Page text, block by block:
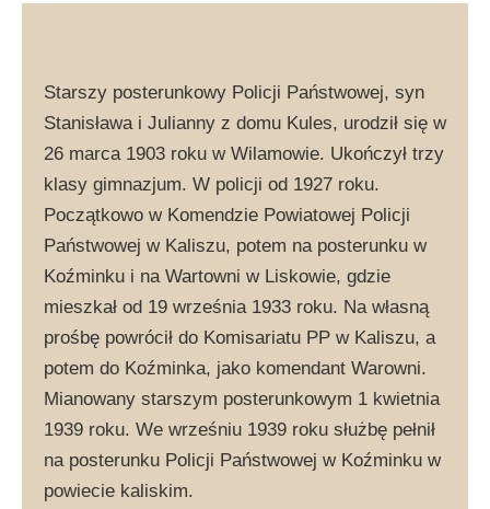
Starszy posterunkowy Policji Państwowej, syn
Stanisława i Julianny z domu Kules, urodził się w
26 marca 1903 roku w Wilamowie. Ukończył trzy
klasy gimnazjum. W policji od 1927 roku.
Początkowo w Komendzie Powiatowej Policji
Państwowej w Kaliszu, potem na posterunku w
Koźminku i na Wartowni w Liskowie, gdzie
mieszkał od 19 września 1933 roku. Na własną
prośbę powrócił do Komisariatu PP w Kaliszu, a
potem do Koźminka, jako komendant Warowni.
Mianowany starszym posterunkowym 1 kwietnia
1939 roku. We wrześniu 1939 roku służbę pełnił
na posterunku Policji Państwowej w Koźminku w
powiecie kaliskim.